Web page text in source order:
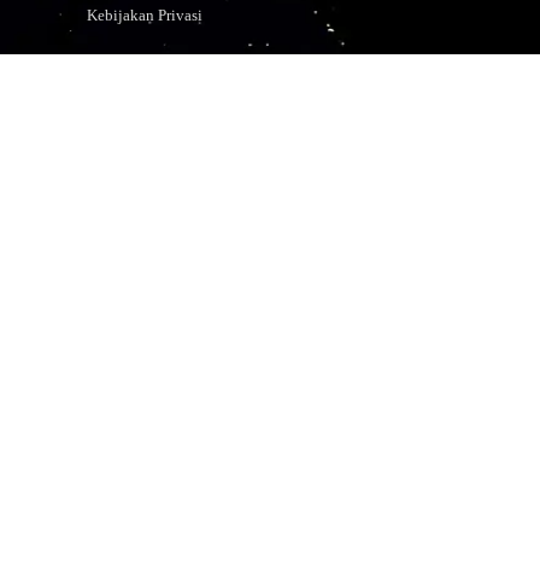
Kebijakan Privasi